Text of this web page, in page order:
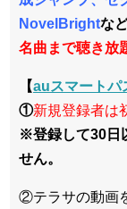
NovelBrightな
名曲まで聴き放
【auスマートパ
①新規登録者は
※登録して30日
せん。
②テラサの動画